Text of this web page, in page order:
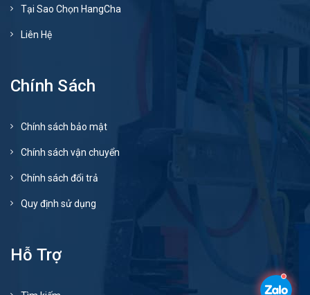
Tại Sao Chọn HangCha
Liên Hệ
Chính Sách
Chính sách bảo mật
Chính sách vận chuyển
Chính sách đổi trả
Quy định sử dụng
Hỗ Trợ